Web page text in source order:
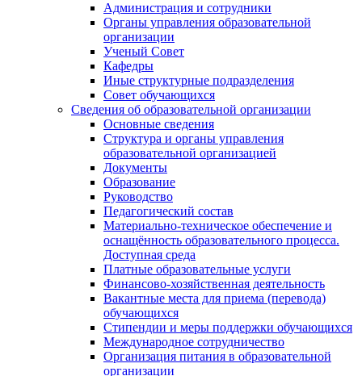
Администрация и сотрудники
Органы управления образовательной
организации
Ученый Совет
Кафедры
Иные структурные подразделения
Совет обучающихся
Сведения об образовательной организации
Основные сведения
Структура и органы управления
образовательной организацией
Документы
Образование
Руководство
Педагогический состав
Материально-техническое обеспечение и
оснащённость образовательного процесса.
Доступная среда
Платные образовательные услуги
Финансово-хозяйственная деятельность
Вакантные места для приема (перевода)
обучающихся
Стипендии и меры поддержки обучающихся
Международное сотрудничество
Организация питания в образовательной
организации